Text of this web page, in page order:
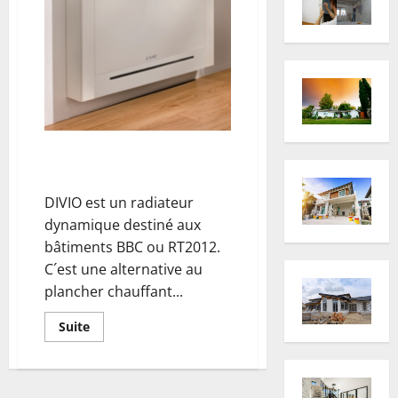
DIVIO est un radiateur
dynamique destiné aux
bâtiments BBC ou RT2012.
C´est une alternative au
plancher chauffant...
SuiteEn
savoir